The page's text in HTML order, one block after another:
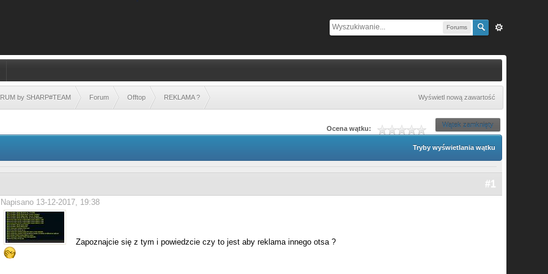
Forums
by SHARP#TEAM Forum Offtop REKLAMA ? Wyświetl nową zawartość
Wątek zamknięty
Ocena wątku:
Tryby wyświetlania wątku
#1
Napisano 13-12-2017, 19:38
Zapoznajcie się z tym i powiedzcie czy to jest aby reklama innego otsa ?